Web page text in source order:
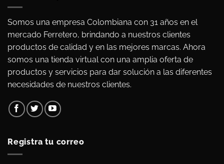
Somos una empresa Colombiana con 31 años en el
mercado Ferretero, brindando a nuestros clientes
productos de calidad y en las mejores marcas. Ahora
somos una tienda virtual con una amplia oferta de
productos y servicios para dar solución a las diferentes
necesidades de nuestros clientes.
Registra tu correo